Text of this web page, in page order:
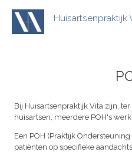
Huisartsenpraktijk
Bij Huisartsenpraktijk Vita zijn,
huisartsen, meerdere POH's
Een POH (Praktijk
patiënten op specifieke